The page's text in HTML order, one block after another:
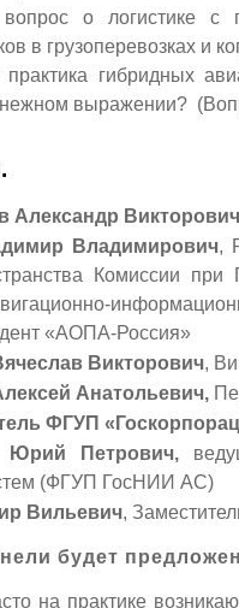
вопрос о логистике
в грузоперевозках и
практика гибридных
выражении?
Александр Викторович
Владимирович,
Комиссии
«АОПА-Россия»
Викторович,
Анатольевич,
ФГУП
Юрий Петрович,
(ФГУП ГосНИИ АС)
Вильевич,
будет
на практике